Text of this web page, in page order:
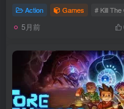
Action Games # Kill The
5月前